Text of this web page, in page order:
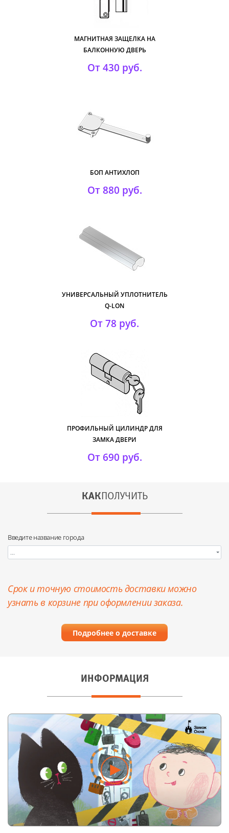
МАГНИТНАЯ ЗАЩЕЛКА НА
БАЛКОННУЮ ДВЕРЬ
От 430 руб.
БОП АНТИХЛОП
От 880 руб.
УНИВЕРСАЛЬНЫЙ УПЛОТНИТЕЛЬ
Q-LON
От 78 руб.
ПРОФИЛЬНЫЙ ЦИЛИНДР ДЛЯ
ЗАМКА ДВЕРИ
От 690 руб.
КАК ПОЛУЧИТЬ
Введите название города
...
Срок и точную стоимость доставки можно
узнать в корзине при оформлении заказа.
Подробнее о доставке
ИНФОРМАЦИЯ